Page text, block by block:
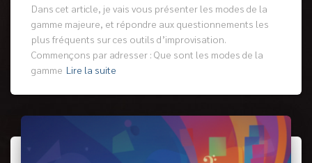
Dans cet article, je vais vous présenter les modes de la
gamme majeure, et répondre aux questionnements les
plus fréquents sur ces outils d’improvisation.
Commençons par adresser : Que sont les modes de la
gamme Lire la suite